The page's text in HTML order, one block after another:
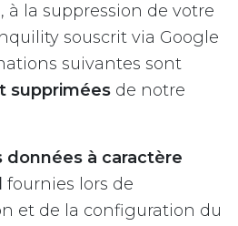
, à la suppression de votre
souscrit via Google
suivantes sont
supprimées de notre
données à caractère
fournies lors de
et de la configuration du